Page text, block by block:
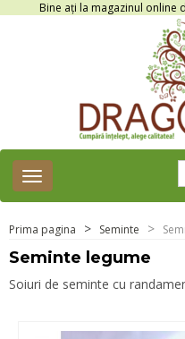
Bine ați la magazinul online
Toggle
navigation
Prima pagina Seminte
Seminte legume
Soiuri de seminte cu